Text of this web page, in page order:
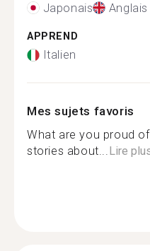
Japonais Anglais
APPREND
Italien
Mes sujets favoris
What are you proud
stories about...Lire